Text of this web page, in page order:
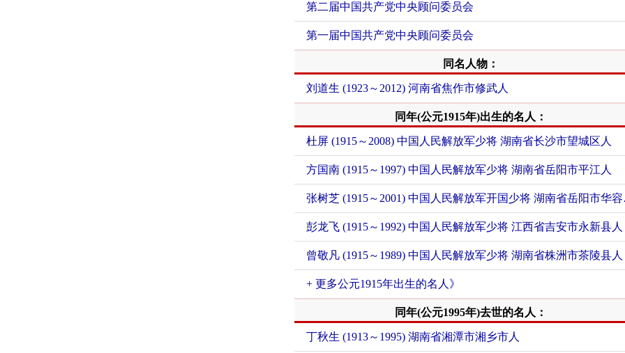
第二届中国共产党中央顾问委员会
第一届中国共产党中央顾问委员会
同名人物：
刘道生 (1923～2012) 河南省焦作市修武人
同年(公元1915年)出生的名人：
杜屏 (1915～2008) 中国人民解放军少将 湖南省长沙市望城区人
方国南 (1915～1997) 中国人民解放军少将 湖南省岳阳市平江人
张树芝
彭龙飞 (1915～1992) 中国人民解放军少将 江西省吉安市永新县人
曾敬凡 (1915～1989) 中国人民解放军少将 湖南省株洲市茶陵县人
+ 更多公元1915年出生的名人》
同年(公元1995年)去世的名人：
丁秋生 (1913～1995) 湖南省湘潭市湘乡市人